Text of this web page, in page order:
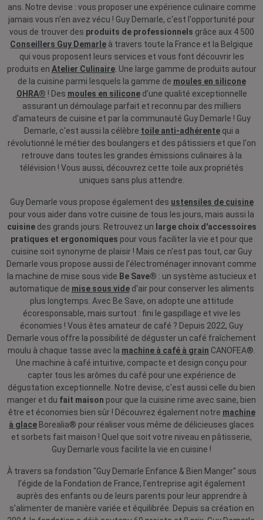
ans. Notre devise : vous proposer une expérience culinaire comme
jamais vous n'en avez vécu ! Guy Demarle, c'est l'opportunité pour
vous de trouver des produits de professionnels grâce aux 4 500
Conseillers Guy Demarle à travers toute la France et la Belgique
qui vous proposent leurs services et vous font découvrir les
produits en Atelier Culinaire. Une large gamme de produits autour
de la cuisine parmi lesquels la gamme de moules en silicone
OHRA® ! Des moules en siliconed'une qualité exceptionnelle
assurant un démoulage parfait et reconnu par des milliers
d'amateurs de cuisine et par la communauté Guy Demarle ! Guy
Demarle, c'est aussi la célèbre toile anti-adhérentequi a
révolutionné le métier des boulangers et des pâtissiers et que l'on
retrouve dans toutes les grandes émissions culinaires à la
télévision ! Vous aussi, découvrez cette toile aux propriétés
uniques sans plus attendre.
Guy Demarle vous propose également des ustensiles de cuisine
pour vous aider dans votre cuisine de tous les jours, mais aussi la
cuisinedes grands jours. Retrouvez un large choix d'accessoires
pratiques et ergonomiques pour vous faciliter la vie et pour que
cuisine soit synonyme de plaisir ! Mais ce n'est pas tout, car Guy
Demarle vous propose aussi de l'électroménager innovant comme
la machine de mise sous vide Be Save® : un système astucieux et
automatique de mise sous vided'air pour conserver les aliments
plus longtemps. Avec Be Save, on adopte une attitude
écoresponsable, mais surtout : fini le gaspillage et vive les
économies ! Vous êtes amateur de café ? Depuis 2022, Guy
Demarle vous offre la possibilité de déguster un café fraîchement
moulu à chaque tasse avec la machine à café à grain CANOFEA®.
Une machine à café intuitive, compacte et design conçu pour
capter tous les arômes du café pour une expérience de
dégustation exceptionnelle. Notre devise, c'est aussi celle du bien
manger et du fait maison pour que la cuisine rime avec saine, bien
être et économies bien sûr ! Découvrez également notre machine
à glace Borealia® pour réaliser vous même de délicieuses glaces
et sorbets fait maison ! Quel que soit votre niveau en pâtisserie,
Guy Demarle vous facilite la vie en cuisine !
À travers sa fondation "Guy Demarle Enfance & Bien Manger" sous
l'égide de la Fondation de France, l'entreprise agit également
auprès des enfants ou de leurs parents pour leur apprendre à
s'alimenter de manière variée et équilibrée. Depuis sa création en